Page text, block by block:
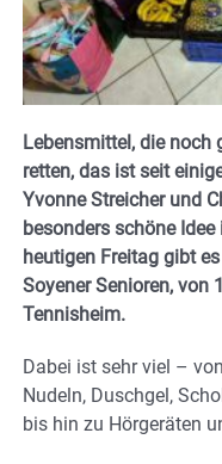
Lebensmittel, die noch
retten, das ist seit
Yvonne Streicher und
besonders schöne
heutigen Freitag gibt
Soyener Senioren, von
Tennisheim.
Dabei ist sehr viel –
Nudeln, Duschgel,
bis hin zu Hörgeräten